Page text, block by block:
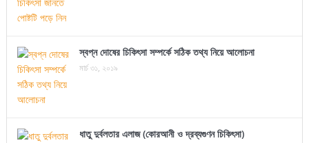
স্বপ্ন দোষের চিকিৎসা সম্পর্কে সঠিক তথ্য নিয়ে আলোচনা
মার্চ ৩১, ২০১৯
ধাতু দুর্বলতার এলাজ (কোরআনী ও দ্রব্যগুণন চিকিৎসা)